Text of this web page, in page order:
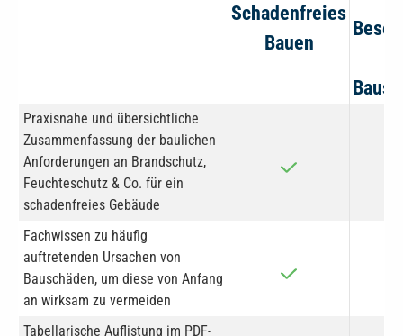
Schadenfreies
Bauen
Praxisnahe und übersichtliche
Zusammenfassung der baulichen
Anforderungen an Brandschutz,
Feuchteschutz & Co. für ein
schadenfreies Gebäude
Fachwissen zu häufig
auftretenden Ursachen von
Bauschäden, um diese von Anfang
an wirksam zu vermeiden
Tabellarische Auflistung im PDF-